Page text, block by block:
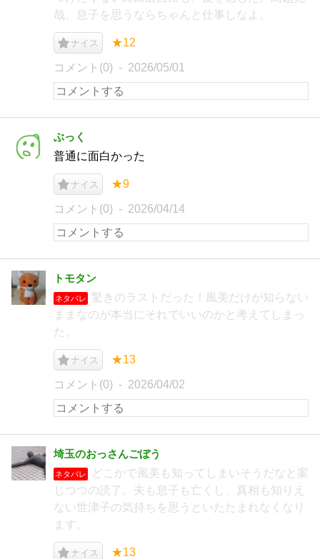
哉、息子を思うならちゃんと仕事しなよ。
ナイス ★12
コメント(0) 2026/05/01
ぶっく
普通に面白かった
ナイス ★9
コメント(0) 2026/04/14
トモタン
ネタバレ
驚きのラストだった！風美だけが知らない
ままなのが本当にそれでいいのかと考えてしまっ
た。
ナイス ★13
コメント(0) 2026/04/02
埼玉のおっさんごぼう
ネタバレ
どこかで風美も知ってしまいそうだなと案
じつつの読了。夫も息子も亡くし、真相も知りえ
ない世津子の気持ちを思うといたたまれなくなり
ます。
ナイス ★13